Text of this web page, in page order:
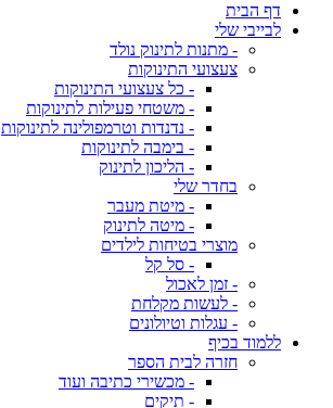
דף הבית
לבייבי שלי
- מתנות לתינוק נולד
צעצועי התינוקות
- כל צעצועי התינוקות
- משטחי פעילות לתינוקות
- נדנדות וטרמפולינה לתינוקות
- בימבה לתינוקות
- הליכון לתינוק
בחדר שלי
- מיטת מעבר
- מיטה לתינוק
מוצרי בטיחות לילדים
- סל קל
- זמן לאכול
- לעשות מקלחת
- עגלות וטיולונים
ללמוד בכיף
חזרה לבית הספר
- מכשירי כתיבה ועוד
- תיקים